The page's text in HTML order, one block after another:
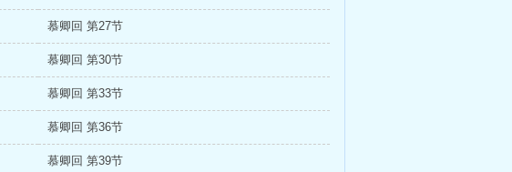
慕卿回 第27节
慕卿回 第30节
慕卿回 第33节
慕卿回 第36节
慕卿回 第39节